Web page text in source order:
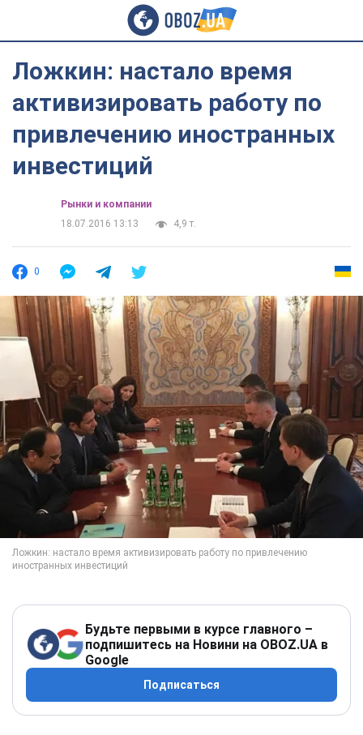
Ложкин: настало время
активизировать работу по
привлечению иностранных
инвестиций
Рынки и компании
18.07.2016 13:13
4,9 т.
0
Будьте первыми в курсе главного –
подпишитесь на Новини на OBOZ.UA в
Google
Подписаться